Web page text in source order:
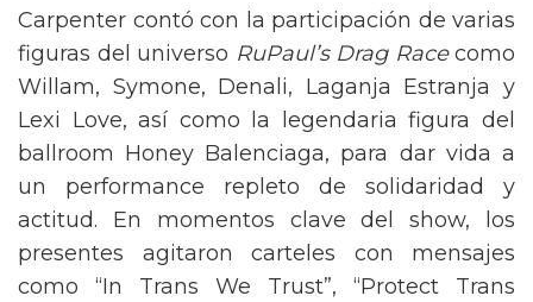
Carpenter contó con la participación de varias
figuras del universo RuPaul’s Drag Racecomo
Willam, Symone, Denali, Laganja Estranja y
Lexi Love, así como la legendaria figura del
ballroom Honey Balenciaga, para dar vida a
un performance repleto de solidaridad y
actitud. En momentos clave del show, los
presentes agitaron carteles con mensajes
como “In Trans We Trust”, “Protect Trans